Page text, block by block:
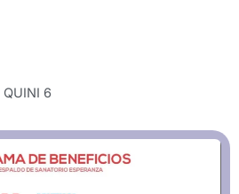
QUINI 6